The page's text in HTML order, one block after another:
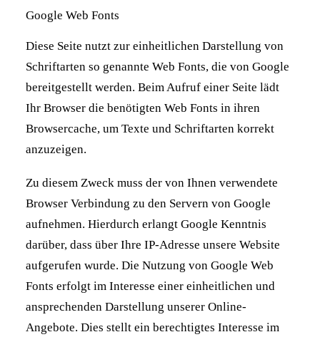
Google Web Fonts
Diese Seite nutzt zur einheitlichen Darstellung von
Schriftarten so genannte Web Fonts, die von Google
bereitgestellt werden. Beim Aufruf einer Seite lädt
Ihr Browser die benötigten Web Fonts in ihren
Browsercache, um Texte und Schriftarten korrekt
anzuzeigen.
Zu diesem Zweck muss der von Ihnen verwendete
Browser Verbindung zu den Servern von Google
aufnehmen. Hierdurch erlangt Google Kenntnis
darüber, dass über Ihre IP-Adresse unsere Website
aufgerufen wurde. Die Nutzung von Google Web
Fonts erfolgt im Interesse einer einheitlichen und
ansprechenden Darstellung unserer Online-
Angebote. Dies stellt ein berechtigtes Interesse im